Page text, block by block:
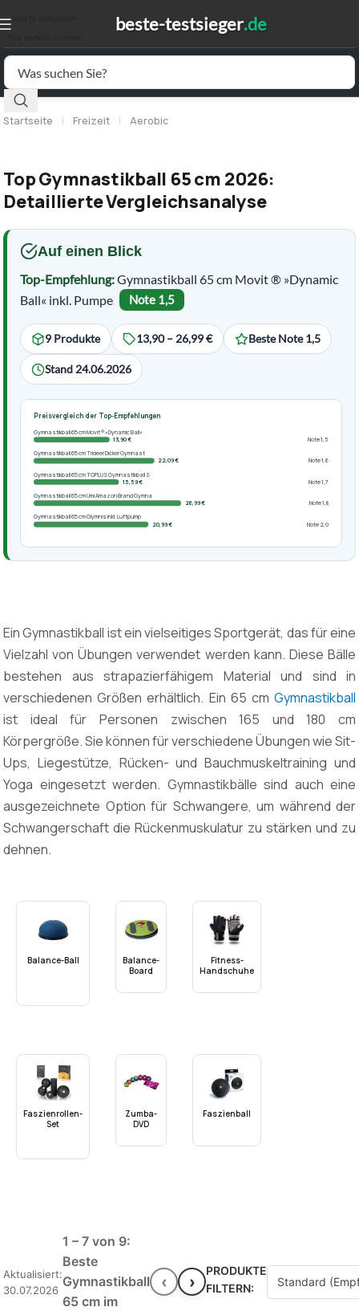
Startseite | Freizeit | Aerobic
Top Gymnastikball 65 cm 2026:
Detaillierte Vergleichsanalyse
Auf einen Blick
Top-Empfehlung:Gymnastikball 65 cm Movit ® »Dynamic
Ball« inkl. Pumpe
Note 1,5
9 Produkte 13,90 – 26,99 € Beste Note 1,5
Stand 24.06.2026
Preisvergleich der Top-Empfehlungen
Gymnastikball 65 cm Movit ® »Dynamic Ball«
13,90 €
Note 1,5
Gymnastikball 65 cm Trideer Dicker Gymnast
22,09 €
Note 1,6
Gymnastikball 65 cm TOPLUS Gymnastikball S
15,59 €
Note 1,7
Gymnastikball 65 cm Umi Amazon Brand Gymna
26,99 €
Note 1,8
Gymnastikball 65 cm Glymnis inkl. Luftpump
20,99 €
Note 2,0
Ein Gymnastikball ist ein vielseitiges Sportgerät, das für eine
Vielzahl von Übungen verwendet werden kann. Diese Bälle
bestehen aus strapazierfähigem Material und sind in
verschiedenen Größen erhältlich. Ein 65 cm Gymnastikball
ist ideal für Personen zwischen 165 und 180 cm
Körpergröße. Sie können für verschiedene Übungen wie Sit-
Ups, Liegestütze, Rücken- und Bauchmuskeltraining und
Yoga eingesetzt werden. Gymnastikbälle sind auch eine
ausgezeichnete Option für Schwangere, um während der
Schwangerschaft die Rückenmuskulatur zu stärken und zu
dehnen.
Balance-Ball
Balance-
Board
Fitness-
Handschuhe
Faszienrollen-
Set
Zumba-
DVD
Faszienball
Aktualisiert:
30.07.2026
1 – 7 von 9:
Beste
Gymnastikball
65 cm im
‹ ›
PRODUKTE
FILTERN: